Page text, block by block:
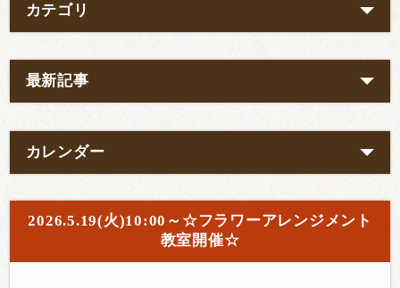
カテゴリ
最新記事
カレンダー
2026.5.19(火)10:00～☆フラワーアレンジメント
教室開催☆